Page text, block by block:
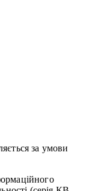
за умови